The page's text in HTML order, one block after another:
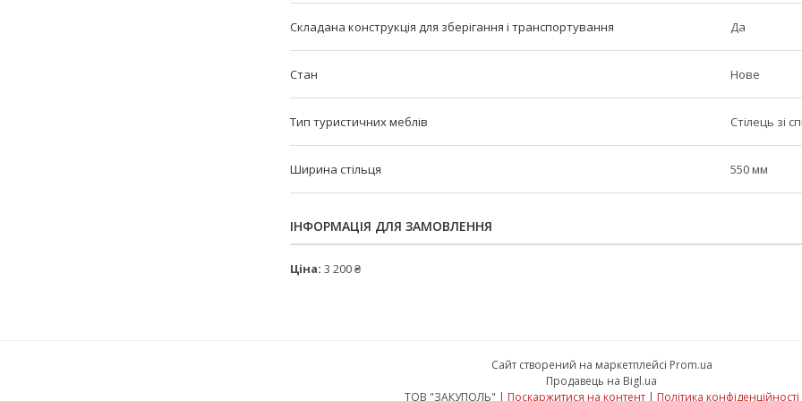
Складана конструкція для зберігання і транспортування Да
Стан Нове
Тип туристичних меблів Стілець зі
Ширина стільця 550 мм
ІНФОРМАЦІЯ ДЛЯ ЗАМОВЛЕННЯ
Ціна: 3 200 ₴
Сайт створений на маркетплейсі Prom.ua
Продавець на Bigl.ua
ТОВ "ЗАКУПОЛЬ" | Поскаржитися на контент | Політика конфіденційності